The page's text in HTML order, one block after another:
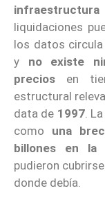
liquidaciones
los datos
y no existe
precios en
estructural
data de 1997.
como una
billones en la
pudieron
donde debía.